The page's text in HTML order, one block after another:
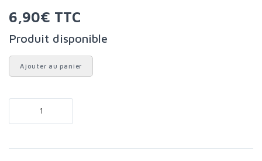
6,90€ TTC
Produit disponible
Ajouter au panier